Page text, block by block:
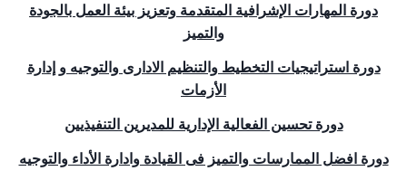
دورة المهارات الإشرافية المتقدمة وتعزيز بيئة العمل بالجودة
والتميز
دورة استراتيجيات التخطيط والتنظيم الادارى والتوجيه و إدارة
الأزمات
دورة تحسين الفعالية الإدارية للمديرين التنفيذيين
دورة افضل الممارسات والتميز فى القيادة وادارة الأداء والتوجيه